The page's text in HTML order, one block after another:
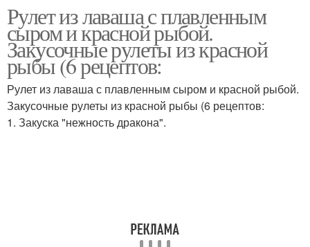
Вкусный рулет Лаваш с красной
Рулет с семгой Рулет с сыром
Рулет из лаваша с плавленным
сыром и красной рыбой.
Закусочные рулеты из красной
рыбы (6 рецептов:
Рулет из лаваша с плавленным сыром и красной рыбой.
Закусочные рулеты из красной рыбы (6 рецептов:
1. Закуска "нежность дракона".